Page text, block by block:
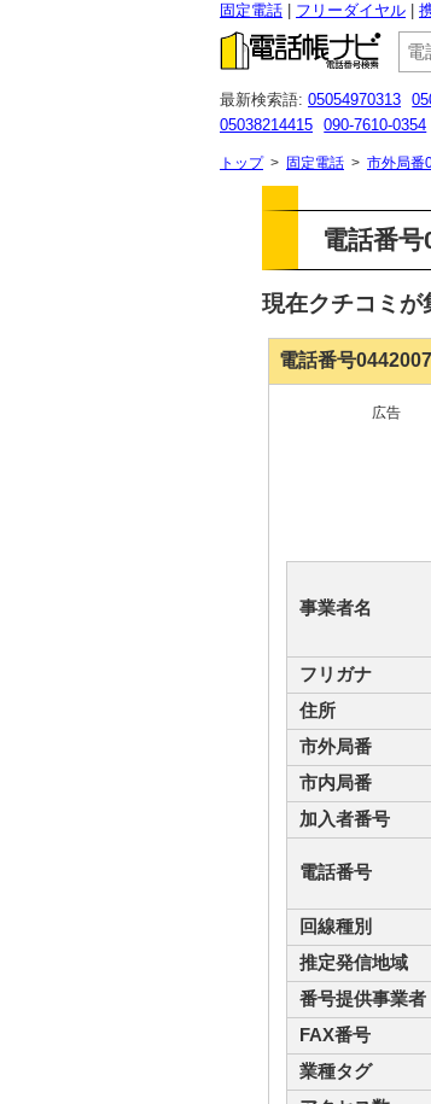
固定電話 フリーダイヤル
最新検索語: 05054970313
05038214415
090-7610-0354
トップ> 固定電話 > 市外局番
電話番
現在クチコミが
電話番号
広告
事業者名
フリガナ
住所
市外局番
市内局番
加入者番号
電話番号
回線種別
推定発信地域
番号提供事業者
FAX番号
業種タグ